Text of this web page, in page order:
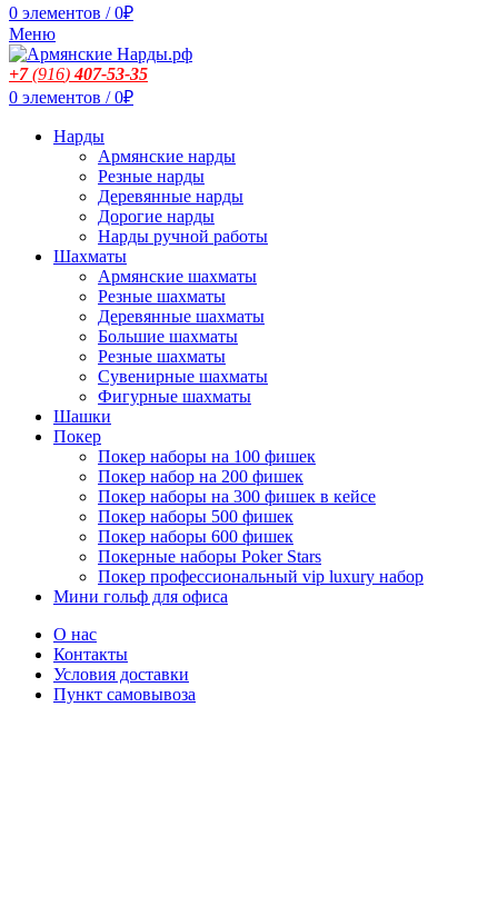
0 элементов / 0₽
Меню
+7(916)407-53-35
0 элементов / 0₽
Нарды
Армянские нарды
Резные нарды
Деревянные нарды
Дорогие нарды
Нарды ручной работы
Шахматы
Армянские шахматы
Резные шахматы
Деревянные шахматы
Большие шахматы
Резные шахматы
Сувенирные шахматы
Фигурные шахматы
Шашки
Покер
Покер наборы на 100 фишек
Покер набор на 200 фишек
Покер наборы на 300 фишек в кейсе
Покер наборы 500 фишек
Покер наборы 600 фишек
Покерные наборы Poker Stars
Покер профессиональный vip luxury набор
Мини гольф для офиса
О нас
Контакты
Условия доставки
Пункт самовывоза